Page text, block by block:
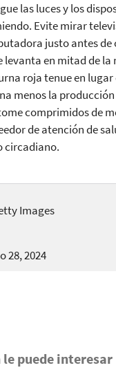
las luces y los
Evite mirar
justo antes de
levanta en mitad de
roja tenue en
menos la
comprimidos de
de atención de
circadiano.
Images
28, 2024
le puede interesar